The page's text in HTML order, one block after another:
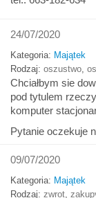
24/07/2020
Kategoria: Majątek
Rodzaj: oszustwo
Chciałbym sie
pod tytulem
komputer
Pytanie oczekuje
09/07/2020
Kategoria: Majątek
Rodzaj: zwrot